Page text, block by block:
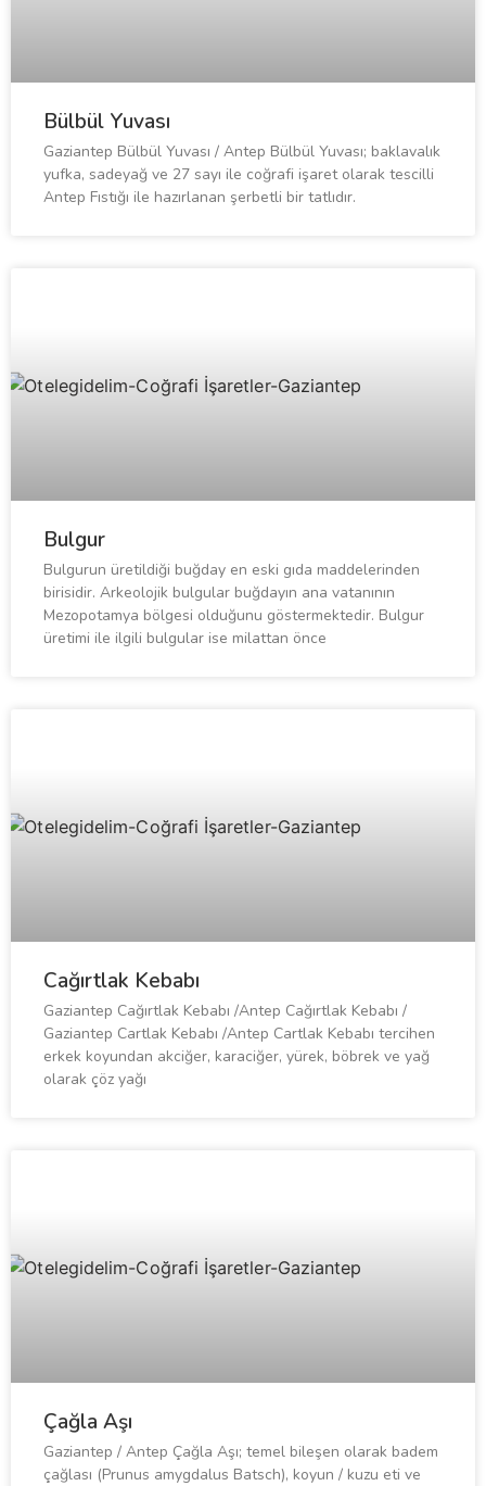
Bülbül Yuvası
Gaziantep Bülbül Yuvası / Antep Bülbül Yuvası; baklavalık
yufka, sadeyağ ve 27 sayı ile coğrafi işaret olarak tescilli
Antep Fıstığı ile hazırlanan şerbetli bir tatlıdır.
Bulgur
Bulgurun üretildiği buğday en eski gıda maddelerinden
birisidir. Arkeolojik bulgular buğdayın ana vatanının
Mezopotamya bölgesi olduğunu göstermektedir. Bulgur
üretimi ile ilgili bulgular ise milattan önce
Cağırtlak Kebabı
Gaziantep Cağırtlak Kebabı /Antep Cağırtlak Kebabı /
Gaziantep Cartlak Kebabı /Antep Cartlak Kebabı tercihen
erkek koyundan akciğer, karaciğer, yürek, böbrek ve yağ
olarak çöz yağı
Çağla Aşı
Gaziantep / Antep Çağla Aşı; temel bileşen olarak badem
çağlası (Prunus amygdalus Batsch), koyun / kuzu eti ve